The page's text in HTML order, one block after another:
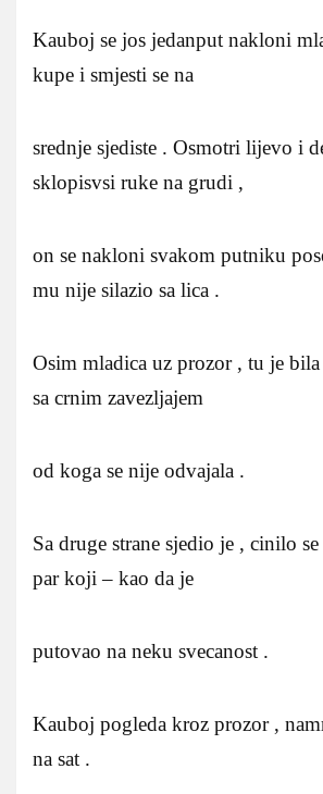
Kauboj se jos jedanput nakloni
kupe i smjesti se na
srednje sjediste . Osmotri lijevo i
sklopisvsi ruke na grudi ,
on se nakloni svakom putniku
mu nije silazio sa lica .
Osim mladica uz prozor , tu je bila
sa crnim zavezljajem
od koga se nije odvajala .
Sa druge strane sjedio je , cinilo
par koji – kao da je
putovao na neku svecanost .
Kauboj pogleda kroz prozor ,
na sat .